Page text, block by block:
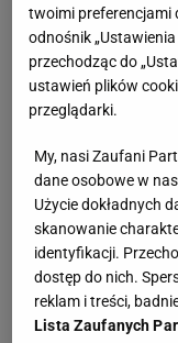
Te
hitem.
Wsyp
twoimi preferencjami
odnośnik
przechodząc do
ustawień plików
przeglądarki.
My, nasi Zaufani
dane osobowe w
Użycie dokładnych
skanowanie
identyfikacji.
dostęp do nich.
reklam i treści,
Lista Zaufanych